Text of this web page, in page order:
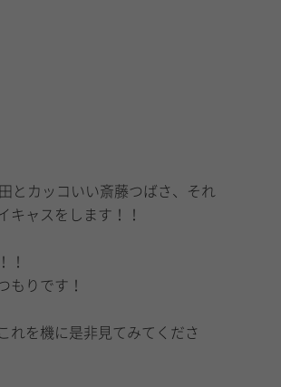
とカッコいい斎藤つばさ、それ
キャスをします！！
！
もりです！
れを機に是非見てみてくださ